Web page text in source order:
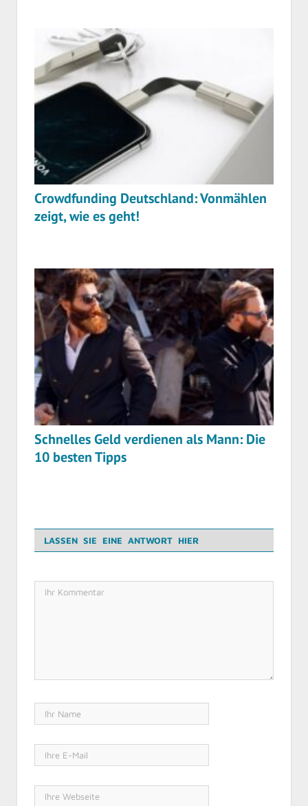
Crowdfunding Deutschland: Vonmählen
zeigt, wie es geht!
Schnelles Geld verdienen als Mann: Die
10 besten Tipps
LASSEN SIE EINE ANTWORT HIER